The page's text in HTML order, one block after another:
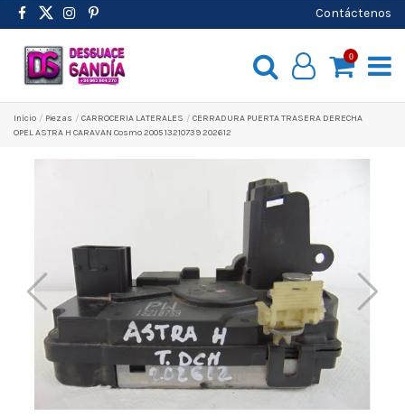
Contáctenos
0
Inicio Pіezas CARROCERIA LATERALES
CERRADURA PUERTA TRASERA DERECHA
OPEL ASTRA H CARAVAN Cosmo 2005 13210739 202612